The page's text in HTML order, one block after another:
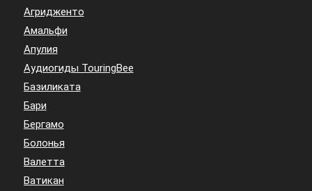
Агридженто
Амальфи
Апулия
Аудиогиды TouringBee
Базиликата
Бари
Бергамо
Болонья
Валетта
Ватикан